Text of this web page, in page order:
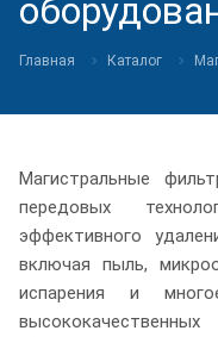
Главная Каталог
Магистральные
передовых
эффективного
включая пыль,
испарения и